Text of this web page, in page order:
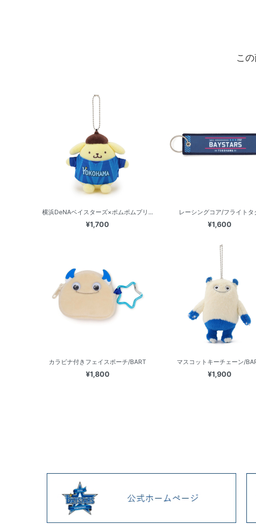
こ
横浜DeNAベイスターズ×ポムポムプリ...
¥1,700
レーシングコア/フライトタ
¥1,600
カラビナ付きフェイスポーチ/BART
¥1,800
マスコットキーチェーン/
¥1,900